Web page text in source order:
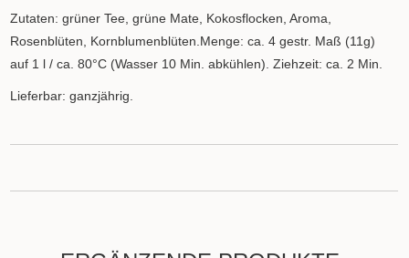
Zutaten: grüner Tee, grüne Mate, Kokosflocken, Aroma,
Rosenblüten, Kornblumenblüten.Menge: ca. 4 gestr. Maß (11g)
auf 1 l / ca. 80°C (Wasser 10 Min. abkühlen). Ziehzeit: ca. 2 Min.
Lieferbar: ganzjährig.